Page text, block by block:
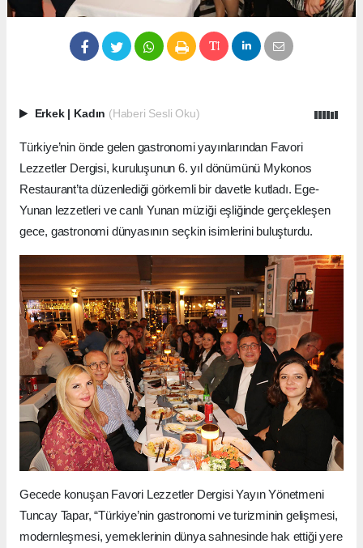
Erkek Kadın (Haberi Sesli Oku)
Türkiye’nin önde gelen gastronomi yayınlarından Favori
Lezzetler Dergisi, kuruluşunun 6. yıl dönümünü Mykonos
Restaurant’ta düzenlediği görkemli bir davetle kutladı. Ege-
Yunan lezzetleri ve canlı Yunan müziği eşliğinde gerçekleşen
gece, gastronomi dünyasının seçkin isimlerini buluşturdu.
Gecede konuşan Favori Lezzetler Dergisi Yayın Yönetmeni
Tuncay Tapar, “Türkiye’nin gastronomi ve turizminin gelişmesi,
modernleşmesi, yemeklerinin dünya sahnesinde hak ettiği yere